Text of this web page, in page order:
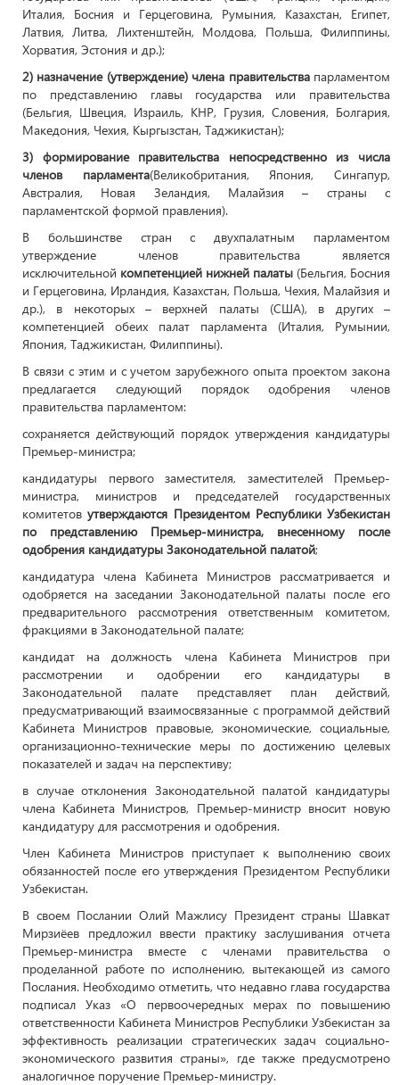
Италия, Босния и Герцеговина, Румыния, Казахстан, Египет,
Латвия, Литва, Лихтенштейн, Молдова, Польша, Филиппины,
Хорватия, Эстония и др.);
2) назначение (утверждение) члена правительствапарламентом
по представлению главы государства или правительства
(Бельгия, Швеция, Израиль, КНР, Грузия, Словения, Болгария,
Македония, Чехия, Кыргызстан, Таджикистан);
3) формирование правительства непосредственно из числа
членов парламента(Великобритания, Япония, Сингапур,
Австралия, Новая Зеландия, Малайзия – страны с
парламентской формой правления).
В большинстве стран с двухпалатным парламентом
утверждение членов правительства является
исключительной компетенцией нижней палаты (Бельгия, Босния
и Герцеговина, Ирландия, Казахстан, Польша, Чехия, Малайзия и
др.), в некоторых – верхней палаты (США), в других –
компетенцией обеих палат парламента (Италия, Румынии,
Япония, Таджикистан, Филиппины).
В связи с этим и с учетом зарубежного опыта проектом закона
предлагается следующий порядок одобрения членов
правительства парламентом:
сохраняется действующий порядок утверждения кандидатуры
Премьер-министра;
кандидатуры первого заместителя, заместителей Премьер-
министра, министров и председателей государственных
комитетовутверждаются Президентом Республики Узбекистан
по представлению Премьер-министра, внесенному после
одобрения кандидатуры Законодательной палатой;
кандидатура члена Кабинета Министров рассматривается и
одобряется на заседании Законодательной палаты после его
предварительного рассмотрения ответственным комитетом,
фракциями в Законодательной палате;
кандидат на должность члена Кабинета Министров при
рассмотрении и одобрении его кандидатуры в
Законодательной палате представляет план действий,
предусматривающий взаимосвязанные с программой действий
Кабинета Министров правовые, экономические, социальные,
организационно-технические меры по достижению целевых
показателей и задач на перспективу;
в случае отклонения Законодательной палатой кандидатуры
члена Кабинета Министров, Премьер-министр вносит новую
кандидатуру для рассмотрения и одобрения.
Член Кабинета Министров приступает к выполнению своих
обязанностей после его утверждения Президентом Республики
Узбекистан.
В своем Послании Олий Мажлису Президент страны Шавкат
Мирзиёев предложил ввести практику заслушивания отчета
Премьер-министра вместе с членами правительства о
проделанной работе по исполнению, вытекающей из самого
Послания. Необходимо отметить, что недавно глава государства
подписал Указ «О первоочередных мерах по повышению
ответственности Кабинета Министров Республики Узбекистан за
эффективность реализации стратегических задач социально-
экономического развития страны», где также предусмотрено
аналогичное поручение Премьер-министру.